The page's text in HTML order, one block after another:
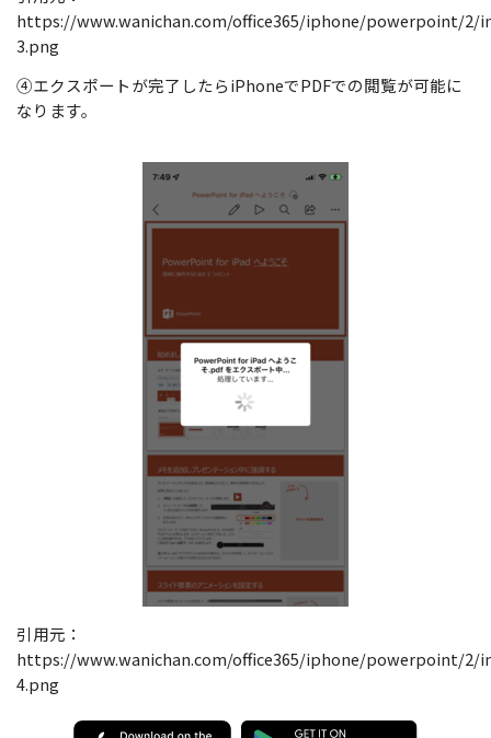
https://www.wanichan.com/office365/iphone/powerpoint/2/
3.png
④エクスポートが完了したらiPhoneでPDFでの閲覧が可能に
なります。
引用元：
https://www.wanichan.com/office365/iphone/powerpoint/2/
4.png